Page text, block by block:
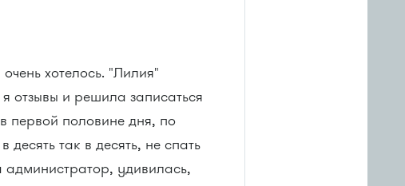
хотелось. "Лилия"
отзывы и решила записаться
первой половине дня, по
так в десять, не спать
удивилась,